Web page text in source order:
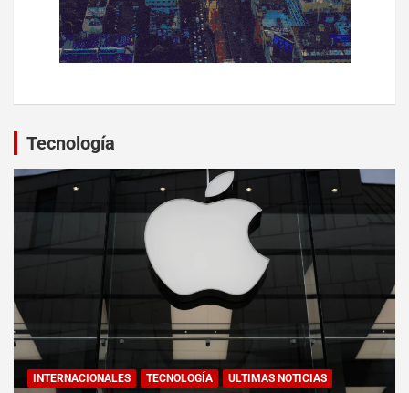
Tecnología
INTERNACIONALES TECNOLOGÍA ULTIMAS NOTICIAS